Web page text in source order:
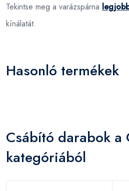
Tekintse meg a varázspárna
kínálatát.
Hasonló termékek
Csábító darabok a
kategóriából